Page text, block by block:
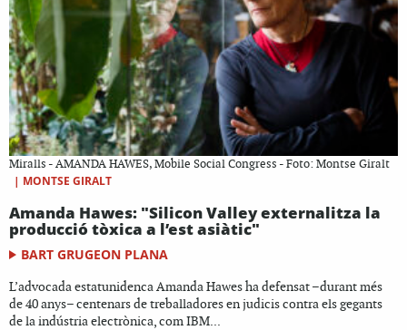
Miralls - AMANDA HAWES, Mobile Social Congress - Foto: Montse Giralt
| MONTSE GIRALT
Amanda Hawes: "Silicon Valley externalitza la
producció tòxica a l’est asiàtic"
BART GRUGEON PLANA
L’advocada estatunidenca Amanda Hawes ha defensat –durant més
de 40 anys– centenars de treballadores en judicis contra els gegants
de la indústria electrònica, com IBM...